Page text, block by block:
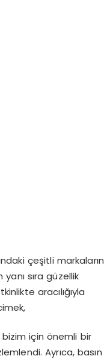
çeşitli markaların
sıra güzellik
aracılığıyla
için önemli bir
Ayrıca, basın